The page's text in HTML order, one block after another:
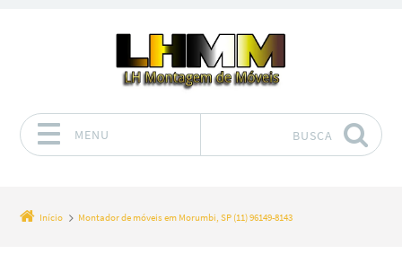
MENU BUSCA
Início Montador de móveis em Morumbi, SP (11) 96149-8143